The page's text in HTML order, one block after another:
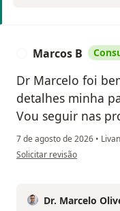
Marcos B
Dr Marcelo foi
detalhes minha
Vou seguir nas
7 de agosto de 2026 •
na opinião do utilizador
Solicitar revisão
Dr. Marcelo